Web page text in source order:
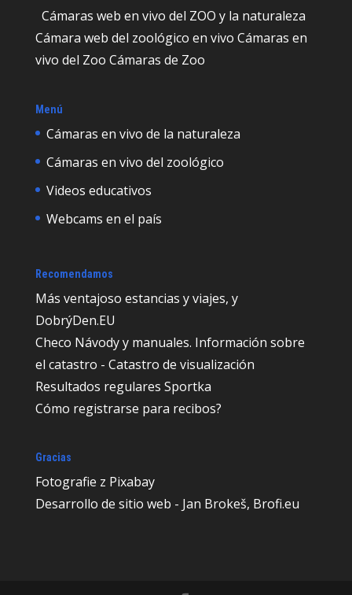
Cámaras web en vivo del ZOO y la naturaleza
Cámara web del zoológico en vivo Cámaras en
vivo del Zoo Cámaras de Zoo
Menú
Cámaras en vivo de la naturaleza
Cámaras en vivo del zoológico
Videos educativos
Webcams en el país
Recomendamos
Más ventajoso estancias y viajes, y
DobrýDen.EU
Checo Návodyy manuales. Información sobre
el catastro - Catastro de visualización
Resultados regulares Sportka
Cómo registrarse para recibos?
Gracias
Fotografie z Pixabay
Desarrollo de sitio web - Jan Brokeš, Brofi.eu
Comparte esta página